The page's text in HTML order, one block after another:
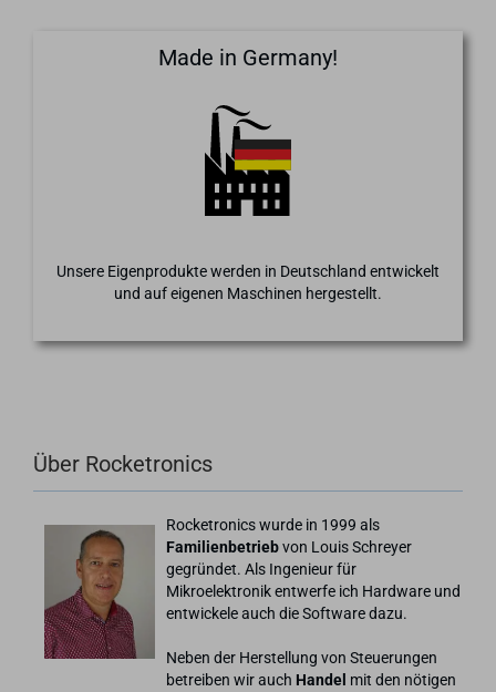
Made in Germany!
Unsere Eigenprodukte werden in Deutschland entwickelt
und auf eigenen Maschinen hergestellt.
Über Rocketronics
Rocketronics wurde in 1999 als
Familienbetriebvon Louis Schreyer
gegründet. Als Ingenieur für
Mikroelektronik entwerfe ich Hardware und
entwickele auch die Software dazu.
Neben der Herstellung von Steuerungen
betreiben wir auch Handel mit den nötigen